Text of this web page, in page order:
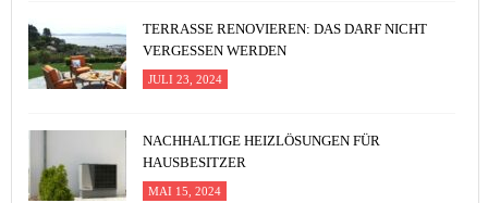
TERRASSE RENOVIEREN: DAS DARF NICHT
VERGESSEN WERDEN
JULI 23, 2024
NACHHALTIGE HEIZLÖSUNGEN FÜR
HAUSBESITZER
MAI 15, 2024